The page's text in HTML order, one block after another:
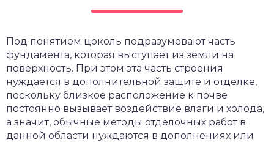
Под понятием цоколь подразумевают часть
фундамента, которая выступает из земли на
поверхность. При этом эта часть строения
нуждается в дополнительной защите и отделке,
поскольку близкое расположение к почве
постоянно вызывает воздействие влаги и холода,
а значит, обычные методы отделочных работ в
данной области нуждаются в дополнениях или